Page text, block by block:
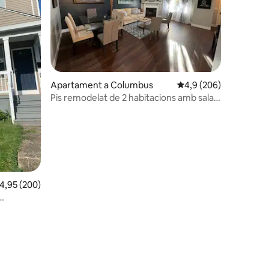
de puntuació mitjana d'un total de 5; 200 avaluacions
4,95 (200)
Apartament a Columbus 4,9 de puntuació
4,9 (206)
Pis remodelat de 2 habitacions amb sala